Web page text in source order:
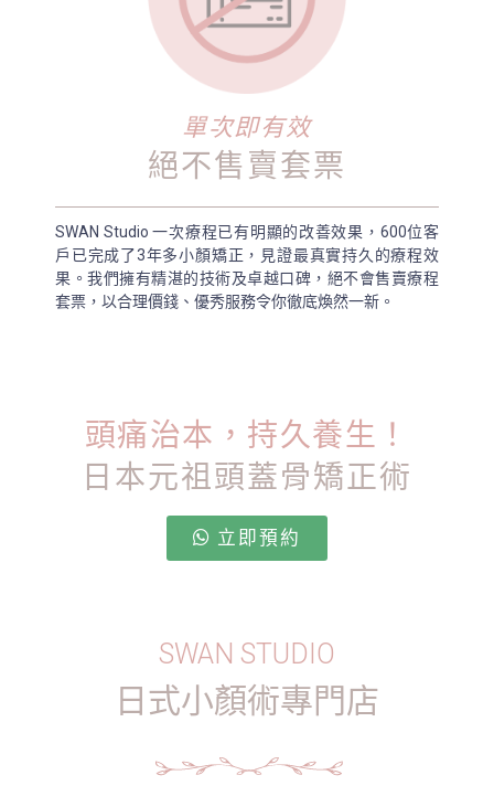
單次即有效
絕不售賣套票
SWAN Studio 一次療程已有明顯的改善效果，600位客
戶已完成了3年多小顏矯正，見證最真實持久的療程效
果。我們擁有精湛的技術及卓越口碑，絕不會售賣療程
套票，以合理價錢、優秀服務令你徹底煥然一新。
頭痛治本，持久養生！
日本元祖頭蓋骨矯正術
立即預約
SWAN STUDIO
日式小顏術專門店